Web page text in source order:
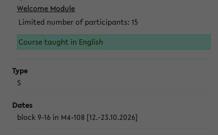
Welcome Module
Limited number of participants: 15
Course taught in English
S
block 9-16 in M4-108 [12.-23.10.2026]